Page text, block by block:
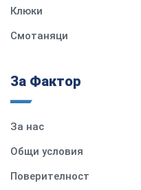
Клюки
Смотаняци
За Фактор
За нас
Общи условия
Поверителност